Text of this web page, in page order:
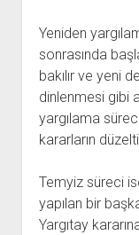
Yeniden
sonrasında
bakılır ve yeni
dinlenmesi gibi
yargılama
kararların
Temyiz süreci
yapılan bir
Yargıtay